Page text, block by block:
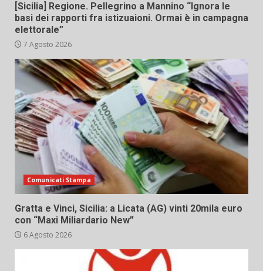
[Sicilia] Regione. Pellegrino a Mannino “Ignora le
basi dei rapporti fra istizuaioni. Ormai è in campagna
elettorale”
7 Agosto 2026
Comunicati Stampa
Gratta e Vinci, Sicilia: a Licata (AG) vinti 20mila euro
con “Maxi Miliardario New”
6 Agosto 2026